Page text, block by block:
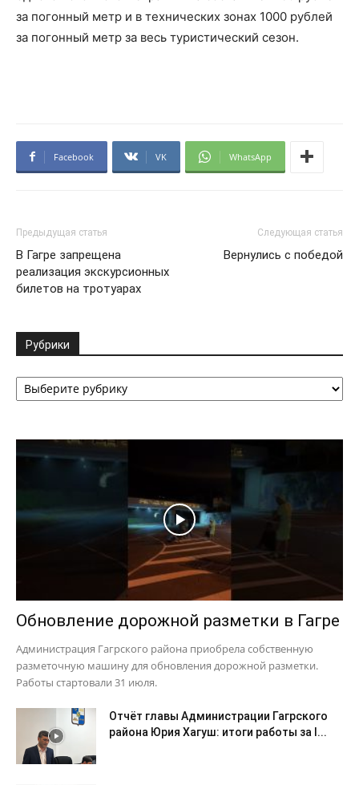
за погонный метр и в технических зонах 1000 рублей
за погонный метр за весь туристический сезон.
Facebook VK WhatsApp
Предыдущая статья
В Гагре запрещена
реализация экскурсионных
билетов на тротуарах
Следующая статья
Вернулись с победой
Рубрики
Рубрики
Обновление дорожной разметки в Гагре
Администрация Гагрского района приобрела собственную
разметочную машину для обновления дорожной разметки.
Работы стартовали 31 июля.
Отчёт главы Администрации Гагрского
района Юрия Хагуш: итоги работы за I...